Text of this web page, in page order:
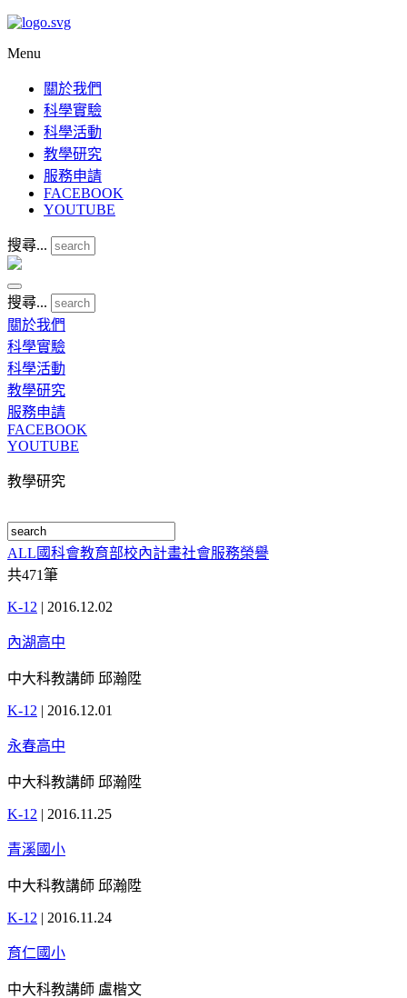
Menu
關於我們
科學實驗
科學活動
教學研究
服務申請
FACEBOOK
YOUTUBE
搜尋...
搜尋...
關於我們
科學實驗
科學活動
教學研究
服務申請
FACEBOOK
YOUTUBE
教學研究
ALL 國科會教育部校內計畫社會服務榮譽
共471筆
K-12 | 2016.12.02
內湖高中
中大科教講師 邱瀚陞
K-12 | 2016.12.01
永春高中
中大科教講師 邱瀚陞
K-12 | 2016.11.25
青溪國小
中大科教講師 邱瀚陞
K-12 | 2016.11.24
育仁國小
中大科教講師 盧楷文